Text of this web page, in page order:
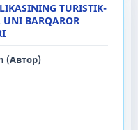
TURISTIK-
UNI BARQAROR
(Автор)